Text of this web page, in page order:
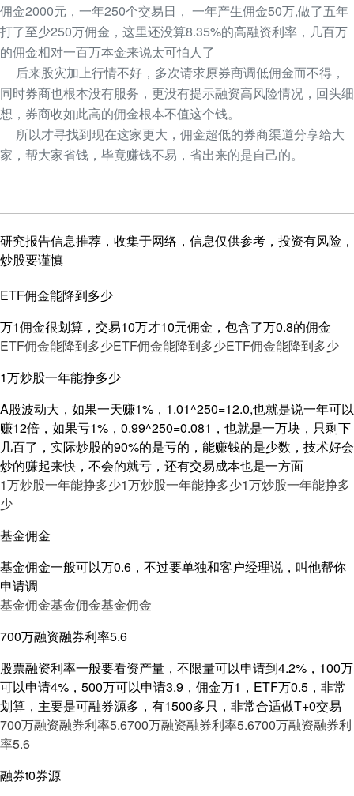
佣金2000元，一年250个交易日， 一年产生佣金50万,做了五年
打了至少250万佣金，这里还没算8.35%的高融资利率，几百万
的佣金相对一百万本金来说太可怕人了
后来股灾加上行情不好，多次请求原券商调低佣金而不得，
同时券商也根本没有服务，更没有提示融资高风险情况，回头细
想，券商收如此高的佣金根本不值这个钱。
所以才寻找到现在这家更大，佣金超低的券商渠道分享给大
家，帮大家省钱，毕竟赚钱不易，省出来的是自己的。
研究报告信息推荐，收集于网络，信息仅供参考，投资有风险，
炒股要谨慎
ETF佣金能降到多少
万1佣金很划算，交易10万才10元佣金，包含了万0.8的佣金
ETF佣金能降到多少ETF佣金能降到多少ETF佣金能降到多少
1万炒股一年能挣多少
A股波动大，如果一天赚1%，1.01^250=12.0,也就是说一年可以
赚12倍，如果亏1%，0.99^250=0.081，也就是一万块，只剩下
几百了，实际炒股的90%的是亏的，能赚钱的是少数，技术好会
炒的赚起来快，不会的就亏，还有交易成本也是一方面
1万炒股一年能挣多少1万炒股一年能挣多少1万炒股一年能挣多
少
基金佣金
基金佣金一般可以万0.6，不过要单独和客户经理说，叫他帮你
申请调
基金佣金基金佣金基金佣金
700万融资融券利率5.6
股票融资利率一般要看资产量，不限量可以申请到4.2%，100万
可以申请4%，500万可以申请3.9，佣金万1，ETF万0.5，非常
划算，主要是可融券源多，有1500多只，非常合适做T+0交易
700万融资融券利率5.6700万融资融券利率5.6700万融资融券利
率5.6
融券t0券源